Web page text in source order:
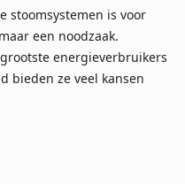
stoomsystemen is voor
een noodzaak.
energieverbruikers
bieden ze veel kansen